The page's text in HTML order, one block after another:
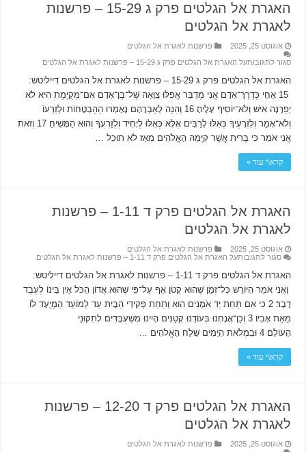
האגרת אל הגלטים פרק ג 15-29 – פרשנות
לאגרת אל הגלטים
אוגוסט 25, 2025
פרשנות לאגרת אל הגלטים
סגור לתגובותעל האגרת אל הגלטים פרק ג 15-29 – פרשנות לאגרת אל הגלטים
האגרת אל הגלטים פרק ג 15-29 – פרשנות לאגרת אל הגלטים דייליטש:
15 אַחַי כְּדֶרֶךְ־אָדָם אֲנִי מְדַבֵּר אֲפִלּוּ צַוָּאָה שֶׁל־בֶּן־אָדָם אִם־מְקֻיֶּמֶת הִיא לֹא
יְפֵרֶנָּה אִישׁ וְלֹא־יוֹסִיף עָלֶיהָ׃ 16 וְהִנֵּה לְאַבְרָהָם נֶאֶמְרוּ הַהַבְטָחוֹת וּלְזַרְעוֹ
וְלֹא־אָמַר וְלִזְרָעֶיךָ כְּאִלּוּ לָרַבִּים אֶלָּא כְּאִלּוּ לְיָחִיד וְלְזַרְעֲךָ וְהוּא הַמָּשִׁיחַ׃ 17 וְזֹאת
אֲנִי אֹמֵר כִּי בְּרִית אֲשֶׁר קִיְּמָהּ הָאֱלֹהִים מֵאָז לֹא תוּכַל …
קרא\י עוד »
האגרת אל הגלטים פרק ד 1-11 – פרשנות
לאגרת אל הגלטים
אוגוסט 25, 2025
פרשנות לאגרת אל הגלטים
סגור לתגובותעל האגרת אל הגלטים פרק ד 1-11 – פרשנות לאגרת אל הגלטים
האגרת אל הגלטים פרק ד 1-11 – פרשנות לאגרת אל הגלטים דייליטש:
וַאֲנִי אֹמֵר הַיּוֹרֵשׁ כָּל־זְמַן שֶׁהוּא קָטֹן אַף עַל־פִּי שֶׁהוּא אֲדוֹן הַכֹּל אֵין בֵּינוֹ לְעֶבֶד
דָּבָר׃ 2 כִּי אִם תַּחַת יַד אֹמְנִים הוּא וְתַחַת פְּקִידֵי הַבָּיִת עַד לַמּוֹעֵד הַמְיֻעָד לוֹ
מֵאֵת אָבִיו׃ 3 וְכֵן־אֲנָחְנוּ בְּעוֹדֵנוּ קְטַנִּים הָיִינוּ מְשֻׁעְבָּדִים לְתִקּוּנֵי
הָעוֹלָם׃ 4 וּבִמְלֹאת הַיָּמִים שָׁלַח הָאֱלֹהִים …
קרא\י עוד »
האגרת אל הגלטים פרק ד 12-20 – פרשנות
לאגרת אל הגלטים
אוגוסט 25, 2025 פרשנות לאגרת אל הגלטים